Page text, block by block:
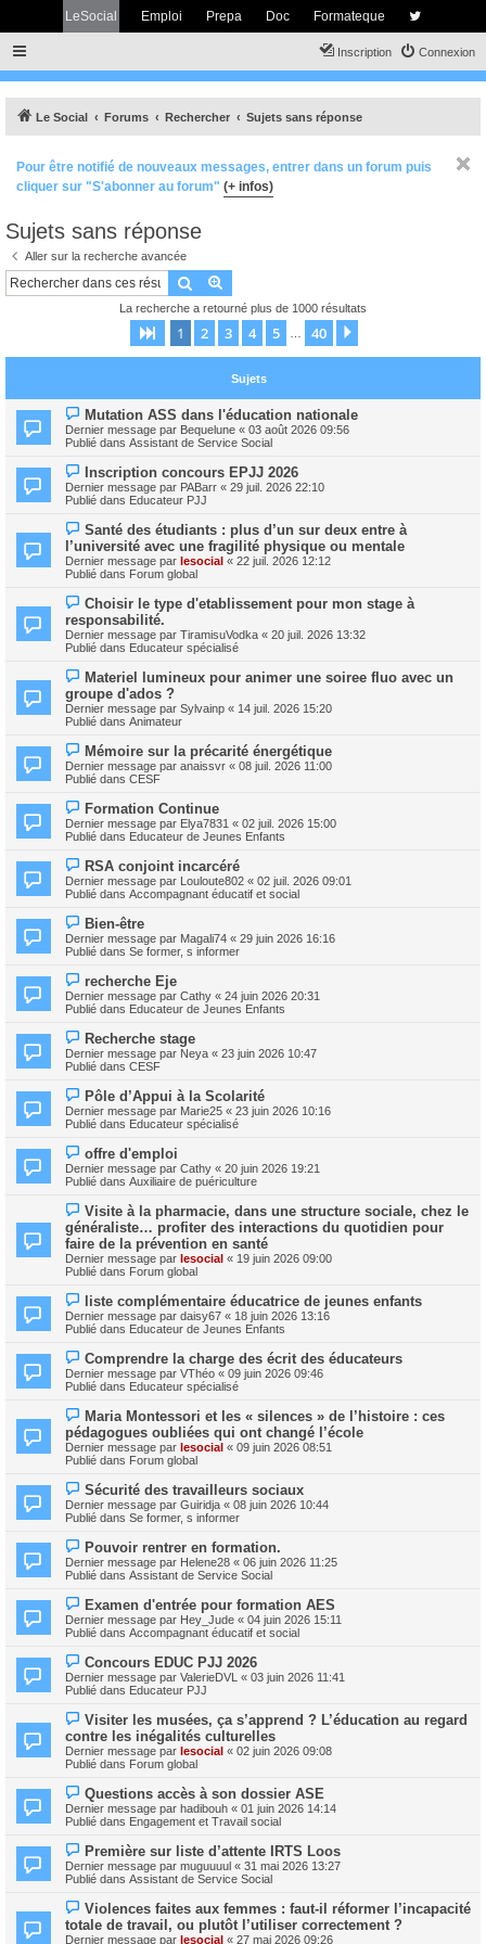
LeSocial Emploi Prepa Doc Formateque
Connexion
Inscription
Le Social Forums Rechercher Sujets sans réponse
Pour être notifié de nouveaux messages, entrer dans un forum puis
cliquer sur "S'abonner au forum" (+ infos)
Sujets sans réponse
Aller sur la recherche avancée
Rechercher
La recherche a retourné plus de 1000 résultats
Page 1sur40
1 2 3 4 5 40
Sujets
N
o
u
v
a
u
m
s
s
a
g
e
Mutation ASS dans l'éducation nationale
Dernier message par Bequelune « 03 août 2026 09:56
Publié dans Assistant de Service Social
N
o
u
v
a
u
m
e
s
a
g
e
Inscription concours EPJJ 2026
Dernier message par PABarr « 29 juil. 2026 22:10
Publié dans Educateur PJJ
N
o
u
v
e
u
m
e
s
s
a
g
e
Santé des étudiants : plus d’un sur deux entre à
l’université avec une fragilité physique ou mentale
Dernier message par lesocial « 22 juil. 2026 12:12
Publié dans Forum global
N
o
u
v
e
u
m
e
s
s
a
g
e
Choisir le type d'etablissement pour mon stage à
responsabilité.
Dernier message par TiramisuVodka « 20 juil. 2026 13:32
Publié dans Educateur spécialisé
N
o
u
v
e
u
m
e
s
a
g
e
Materiel lumineux pour animer une soiree fluo avec un
groupe d'ados ?
Dernier message par Sylvainp « 14 juil. 2026 15:20
Publié dans Animateur
N
o
u
v
a
u
m
s
s
a
e
Mémoire sur la précarité énergétique
Dernier message par anaissvr « 08 juil. 2026 11:00
Publié dans CESF
N
o
u
v
a
u
m
s
s
a
Formation Continue
Dernier message par Elya7831 « 02 juil. 2026 15:00
Publié dans Educateur de Jeunes Enfants
N
o
u
v
a
u
m
s
s
a
e
RSA conjoint incarcéré
Dernier message par Louloute802 « 02 juil. 2026 09:01
Publié dans Accompagnant éducatif et social
N
o
u
v
a
u
m
s
s
a
e
Bien-être
Dernier message par Magali74 « 29 juin 2026 16:16
Publié dans Se former, s informer
N
o
u
v
a
u
m
s
s
a
recherche Eje
Dernier message par Cathy « 24 juin 2026 20:31
Publié dans Educateur de Jeunes Enfants
N
o
u
v
a
u
m
s
s
a
e
Recherche stage
Dernier message par Neya « 23 juin 2026 10:47
Publié dans CESF
N
o
u
v
a
u
m
s
s
a
g
e
Pôle d’Appui à la Scolarité
Dernier message par Marie25 « 23 juin 2026 10:16
Publié dans Educateur spécialisé
N
o
u
v
a
u
m
e
s
s
a
g
e
offre d'emploi
Dernier message par Cathy « 20 juin 2026 19:21
Publié dans Auxiliaire de puériculture
N
u
v
e
a
m
e
s
s
a
g
e
Visite à la pharmacie, dans une structure sociale, chez le
généraliste… profiter des interactions du quotidien pour
faire de la prévention en santé
Dernier message par lesocial « 19 juin 2026 09:00
Publié dans Forum global
N
o
u
v
a
u
m
s
s
a
g
e
liste complémentaire éducatrice de jeunes enfants
Dernier message par daisy67 « 18 juin 2026 13:16
Publié dans Educateur de Jeunes Enfants
N
o
u
v
a
u
m
e
s
a
g
e
Comprendre la charge des écrit des éducateurs
Dernier message par VThéo « 09 juin 2026 09:46
Publié dans Educateur spécialisé
N
o
u
v
e
u
m
e
s
a
g
e
Maria Montessori et les « silences » de l’histoire : ces
pédagogues oubliées qui ont changé l’école
Dernier message par lesocial « 09 juin 2026 08:51
Publié dans Forum global
N
o
u
v
a
u
m
s
s
a
e
Sécurité des travailleurs sociaux
Dernier message par Guiridja « 08 juin 2026 10:44
Publié dans Se former, s informer
N
o
u
v
a
u
m
s
s
a
e
Pouvoir rentrer en formation.
Dernier message par Helene28 « 06 juin 2026 11:25
Publié dans Assistant de Service Social
N
o
u
v
a
u
m
s
s
a
g
e
Examen d'entrée pour formation AES
Dernier message par Hey_Jude « 04 juin 2026 15:11
Publié dans Accompagnant éducatif et social
N
o
u
v
a
u
m
e
s
a
g
e
Concours EDUC PJJ 2026
Dernier message par ValerieDVL « 03 juin 2026 11:41
Publié dans Educateur PJJ
N
u
v
e
u
m
e
s
a
g
e
Visiter les musées, ça s’apprend ? L’éducation au regard
contre les inégalités culturelles
Dernier message par lesocial « 02 juin 2026 09:08
Publié dans Forum global
N
o
u
v
a
u
m
s
s
a
Questions accès à son dossier ASE
Dernier message par hadibouh « 01 juin 2026 14:14
Publié dans Engagement et Travail social
N
o
u
v
a
u
m
Première sur liste d’attente IRTS Loos
Dernier message par muguuuul « 31 mai 2026 13:27
Publié dans Assistant de Service Social
N
o
u
Violences faites aux femmes : faut‑il réformer l’incapacité
totale de travail, ou plutôt l’utiliser correctement ?
Dernier message par lesocial « 27 mai 2026 09:26